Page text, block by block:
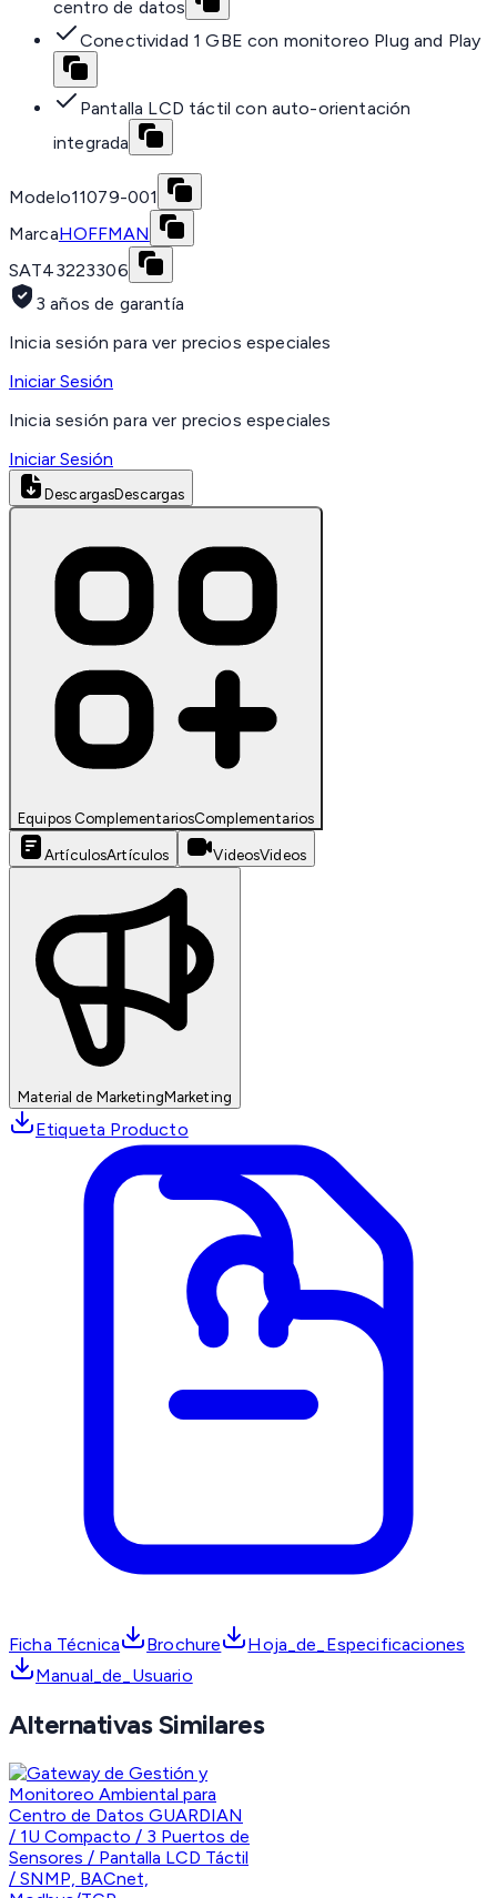
centro de datos
Conectividad 1 GBE con monitoreo Plug and Play
Pantalla LCD táctil con auto-orientación
integrada
Modelo11079-001
MarcaHOFFMAN
SAT43223306
3 años de garantía
Inicia sesión para ver precios especiales
Iniciar Sesión
Inicia sesión para ver precios especiales
Iniciar Sesión
DescargasDescargas
Equipos ComplementariosComplementarios
ArtículosArtículos VideosVideos
Material de MarketingMarketing
Etiqueta Producto
Ficha Técnica Brochure
Hoja_de_Especificaciones
Manual_de_Usuario
Alternativas Similares